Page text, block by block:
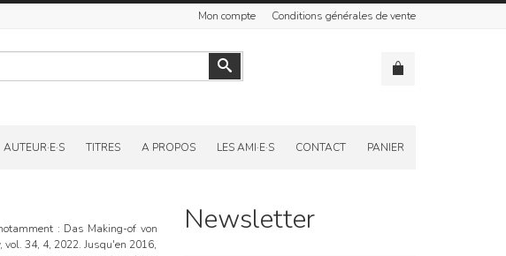
Mon compte Conditions générales de vente
AUTEUR·E·S TITRES A PROPOS LES AMI·E·S CONTACT PANIER
: Das Making-of von
34, 4, 2022. Jusqu'en 2016,
Newsletter